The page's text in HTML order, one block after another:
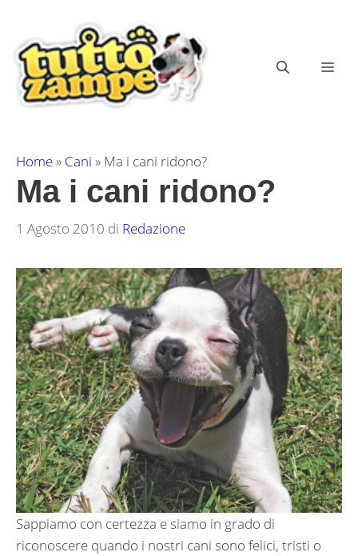
contenuto
Home» Cani » Ma i cani ridono?
Ma i cani ridono?
1 Agosto 2010 di Redazione
Sappiamo con certezza e siamo in grado di
riconoscere quando i nostri cani sono felici, tristi o